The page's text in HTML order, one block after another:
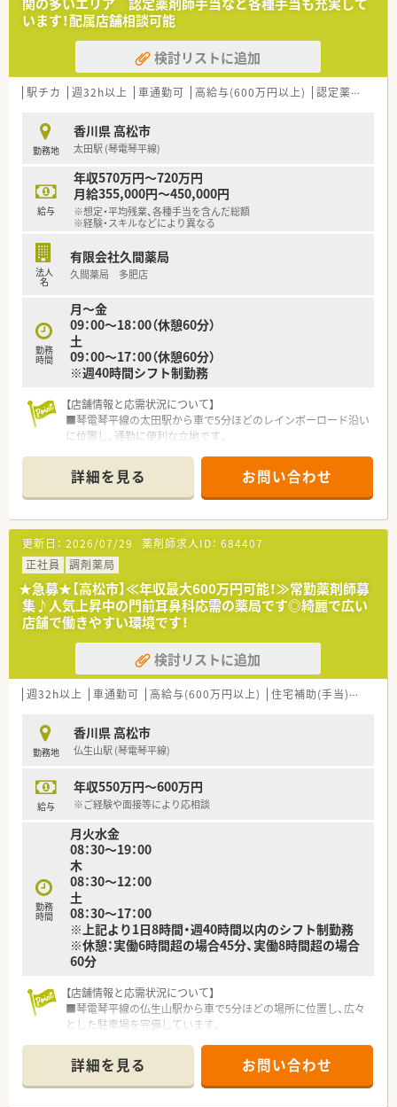
す。
■給与とは別に、住宅手当や薬剤師手当、管理薬剤師手当、認定
薬剤師手当など、各種手当が手厚く整備されています。
■福利厚生として退職金制度や資格支援制度が充実しているほ
か、ボーリング大会や新年会などの社内イベントも開催されてい
ます。
【想定される業務内容】
■隣接する耳鼻科クリニックからの処方箋に基づく調剤業務、監
査、服薬指導といった外来対応が業務の中心となります。
■管理薬剤師として、医薬品の在庫管理や品質管理、スタッフの
シフト管理や指導・育成など、店舗運営に関わるマネジメント業
務を担います。
■OTC医薬品や健康食品の販売にも積極的に取り組んでおり、患
す。
【法人特徴について】
薬局を運営しており、地域に根差した医療提供をモットーとして
います。
■薬剤師と他職種の業務内容を明確に分離し、コンプライアンス
意識を高く持って運営されているクリーンな企業体質です。
■設備投資にも積極的で、無菌調剤室を完備する店舗も有してお
す。
います！配属店舗相談可能
検討リストに追加
駅チカ 週32h以上 車通勤可 高給与(600万円以上) 認定薬剤師取得支援あり
勤務地
香川県 高松市
太田駅 (琴電琴平線)
給与
年収570万円～720万円
月給355,000円～450,000円
※想定・平均残業、各種手当を含んだ総額
※経験・スキルなどにより異なる
法人
名
有限会社久間薬局
久間薬局 多肥店
勤務
時間
月～金
09：00～18：00（休憩60分）
土
09：00～17：00（休憩60分）
※週40時間シフト制勤務
【店舗情報と応需状況について】
■琴電琴平線の太田駅から車で5分ほどのレインボーロード沿い
に位置し、通勤に便利な立地です。
ており、専門性を高められる環境です。
■常勤薬剤師が3名在籍しており、調剤過誤防止システムなどの
活用で安全に業務を行っています。
【募集背景と求める人物像について】
■体制強化および欠員補充のための募集であり、即戦力として活
躍できる経験者を歓迎しています。
■指示を待つのではなく自主的に考え行動できる方や、社会人と
しての常識を持った方を求めています。
■40代までの幅広い年齢層の方が相談可能であり、経験や人柄
を重視した採用を行っています。
【想定される業務内容】
■心療内科の処方箋に基づいた調剤や服薬指導を行い、患者様の
メンタルヘルスをサポートします。
を活用して効率的に対応しています。
■血圧計や脳年齢計などが設置された相談コーナーで、処方箋以
外の健康相談にも対応します。
【こんな方が活躍中】
■20代の若手からベテランまで幅広い年代の薬剤師が在籍して
■最新の調剤機器を使いこなし、効率よく業務を進めることがで
きるスキルを持った方が活躍中です
■患者様だけでなくスタッフ間でも明るいコミュニケーション
が取れる方が評価される職場です。
詳細を見る お問い合わせ
更新日： 2026/07/29 薬剤師求人ID： 684407
正社員
調剤薬局
★急募★【高松市】≪年収最大600万円可能！≫常勤薬剤師募
集♪人気上昇中の門前耳鼻科応需の薬局です◎綺麗で広い
店舗で働きやすい環境です！
検討リストに追加
週32h以上 車通勤可 高給与(600万円以上) 住宅補助(手当)あり
勤務地
香川県 高松市
仏生山駅 (琴電琴平線)
給与
年収550万円～600万円
※ご経験や面接等により応相談
勤務
時間
月火水金
08：30～19：00
木
08：30～12：00
土
08：30～17：00
※上記より1日8時間・週40時間以内のシフト制勤務
※休憩：実働6時間超の場合45分、実働8時間超の場合
60分
【店舗情報と応需状況について】
■琴電琴平線の仏生山駅から車で5分ほどの場所に位置し、広々
とした駐車場を完備しています。
おり、その割合は約9割に及びます。
■1日の処方箋枚数は平均100枚程度ですが、花粉症時期などの
繁忙期には200枚を超えます。
詳細を見る お問い合わせ